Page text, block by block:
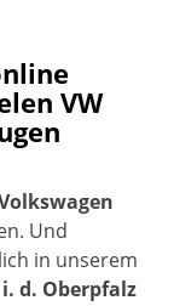
VW
Und
in unserem
d. Oberpfalz